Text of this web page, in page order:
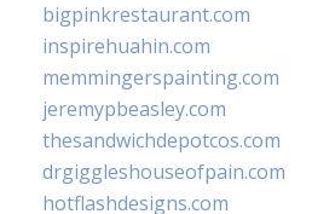
bigpinkrestaurant.com
inspirehuahin.com
memmingerspainting.com
jeremypbeasley.com
thesandwichdepotcos.com
drgiggleshouseofpain.com
hotflashdesigns.com